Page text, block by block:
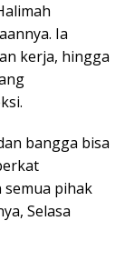
Ia
kerja, hingga
bangga bisa
semua pihak
Selasa